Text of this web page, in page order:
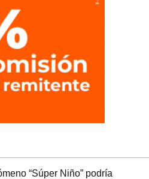
“Súper Niño” podría